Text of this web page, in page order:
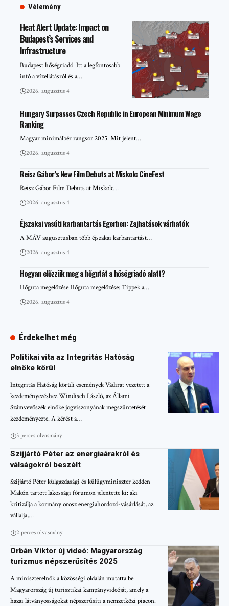
Vélemény
Heat Alert Update: Impact on
Budapest’s Services and
Infrastructure
Budapest hőségriadó: Itt a legfontosabb
infó a vízellátásról és a…
2026. augusztus 4
Hungary Surpasses Czech Republic in European Minimum Wage
Ranking
Magyar minimálbér rangsor 2025: Mit jelent…
2026. augusztus 4
Reisz Gábor’s New Film Debuts at Miskolc CineFest
Reisz Gábor Film Debuts at Miskolc…
2026. augusztus 4
Éjszakai vasúti karbantartás Egerben: Zajhatások várhatók
A MÁV augusztusban több éjszakai karbantartást…
2026. augusztus 4
Hogyan előzzük meg a hőgutát a hőségriadó alatt?
Hőguta megelőzése Hőguta megelőzése: Tippek a…
2026. augusztus 4
Érdekelhet még
Politikai vita az Integritás Hatóság
elnöke körül
Integritás Hatóság körüli események Vádirat vezetett a
kezdeményezéshez Windisch László, az Állami
Számvevőszék elnöke jogviszonyának megszüntetését
kezdeményezte. A kérést a…
3 perces olvasmány
Szijjártó Péter az energiaárakról és
válságokról beszélt
Szijjártó Péter külgazdasági és külügyminiszter kedden
Makón tartott lakossági fórumon jelentette ki: aki
kritizálja a kormány orosz energiahordozó-vásárlását, az
vállalja,…
2 perces olvasmány
Orbán Viktor új videó: Magyarország
turizmus népszerűsítés 2025
A miniszterelnök a közösségi oldalán mutatta be
Magyarország új turisztikai kampányvideóját, amely a
hazai látványosságokat népszerűsíti a nemzetközi piacon.